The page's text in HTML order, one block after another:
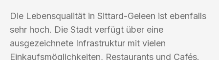
Die Lebensqualität in Sittard-Geleen ist ebenfalls
sehr hoch. Die Stadt verfügt über eine
ausgezeichnete Infrastruktur mit vielen
Einkaufsmöglichkeiten, Restaurants und Cafés.